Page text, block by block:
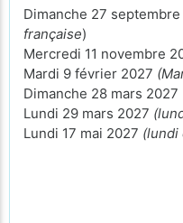
Dimanche 27
française)
Mercredi 11 novembre
Mardi 9 février 2027
Dimanche 28 mars 2027
Lundi 29 mars 2027
Lundi 17 mai 2027 (lundi